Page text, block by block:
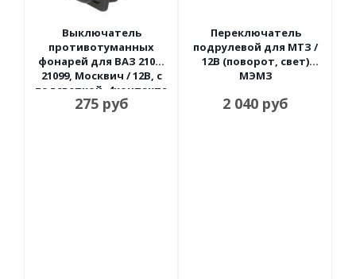
Выключатель
противотуманных
фонарей для ВАЗ 2108-
21099, Москвич / 12В, с
подсветкой, 4контакта
АВАР
275руб
Переключатель
подрулевой для МТЗ /
12В (поворот, свет)
МЭМЗ
2 040 руб